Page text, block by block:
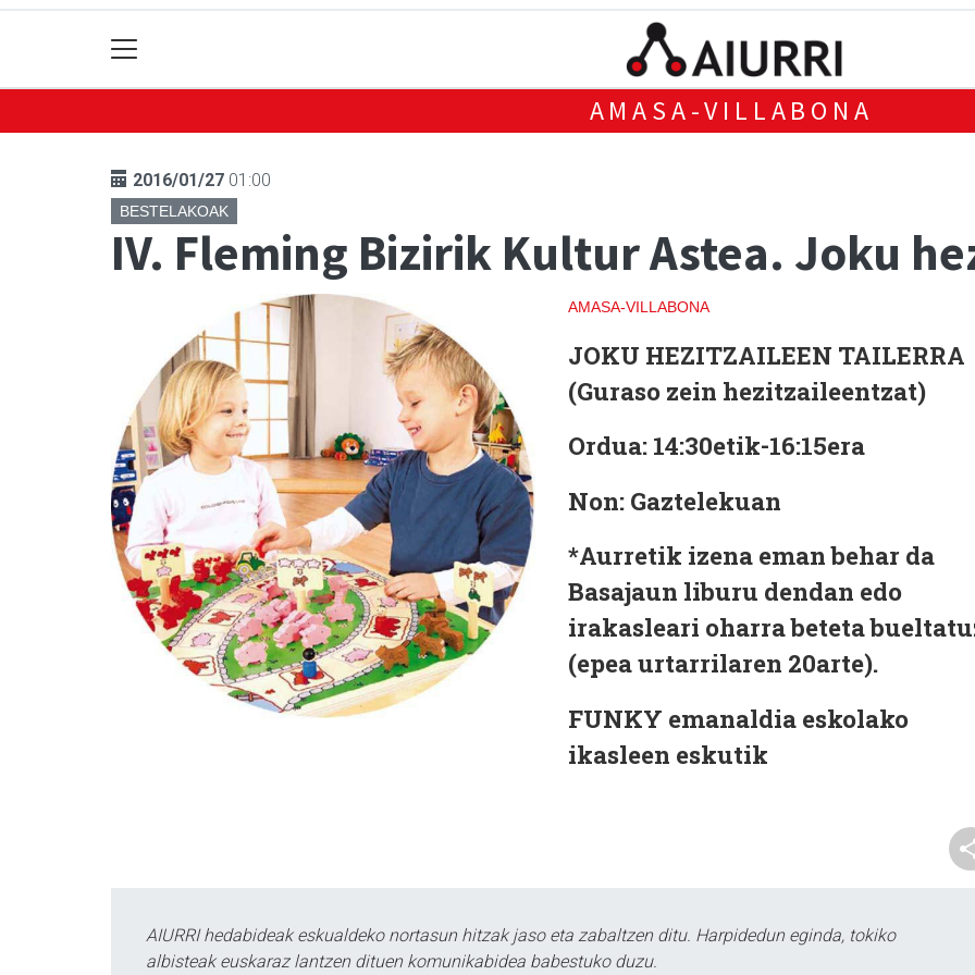
AMASA-VILLABONA
2016/01/27 01:00
BESTELAKOAK
IV. Fleming Bizirik Kultur Astea. Joku
AMASA-VILLABONA
JOKU HEZITZAILEEN TAILERRA
(Guraso zein hezitzaileentzat)
Ordua: 14:30etik-16:15era
Non: Gaztelekuan
*Aurretik izena eman behar da
Basajaun liburu dendan edo
irakasleari oharra beteta
(epea urtarrilaren 20arte).
FUNKY emanaldia eskolako
ikasleen eskutik
AIURRI hedabideak eskualdeko nortasun hitzak jaso eta zabaltzen ditu. Harpidedun eginda, tokiko
albisteak euskaraz lantzen dituen komunikabidea babestuko duzu.